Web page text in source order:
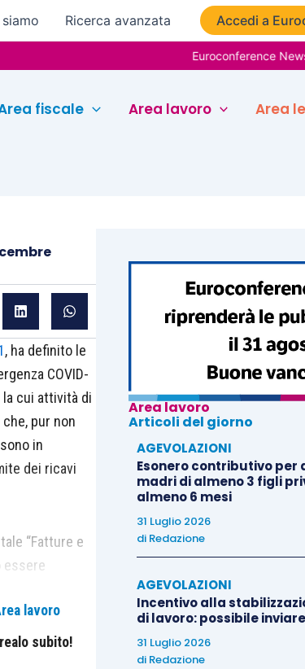
Ricerca avanzata Accedi a
Euroconference News
fiscale Area lavoro Area
, ha definito le
COVID-
la cui attività di
pur non
in
dei ricavi
“Fatture e
essere
tra il limite
relativi
lavoro
subito!
Area lavoro
Articoli del giorno
AGEVOLAZIONI
Esonero contributivo per
madri di almeno 3 figli
almeno 6 mesi
31 Luglio 2026
di Redazione
AGEVOLAZIONI
Incentivo alla
di lavoro: possibile
31 Luglio 2026
di Redazione